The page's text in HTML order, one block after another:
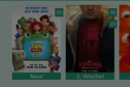
2D
Neu!
3D
2D
2. Woche!